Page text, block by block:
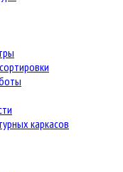
каркасов